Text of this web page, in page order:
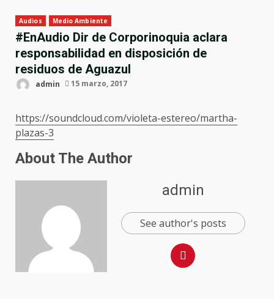
Audios Medio Ambiente
#EnAudio Dir de Corporinoquia aclara
responsabilidad en disposición de
residuos de Aguazul
admin 15 marzo, 2017
https://soundcloud.com/violeta-estereo/martha-
plazas-3
About The Author
admin
See author's posts